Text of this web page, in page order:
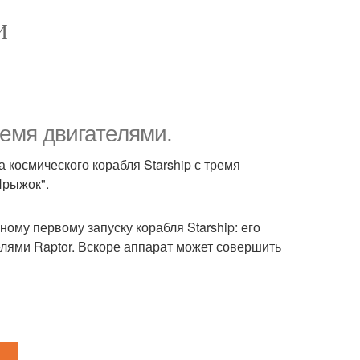
двигателями.
корабля Starship с тремя
первому запуску корабля Starship: его
Raptor. Вскоре аппарат может совершить